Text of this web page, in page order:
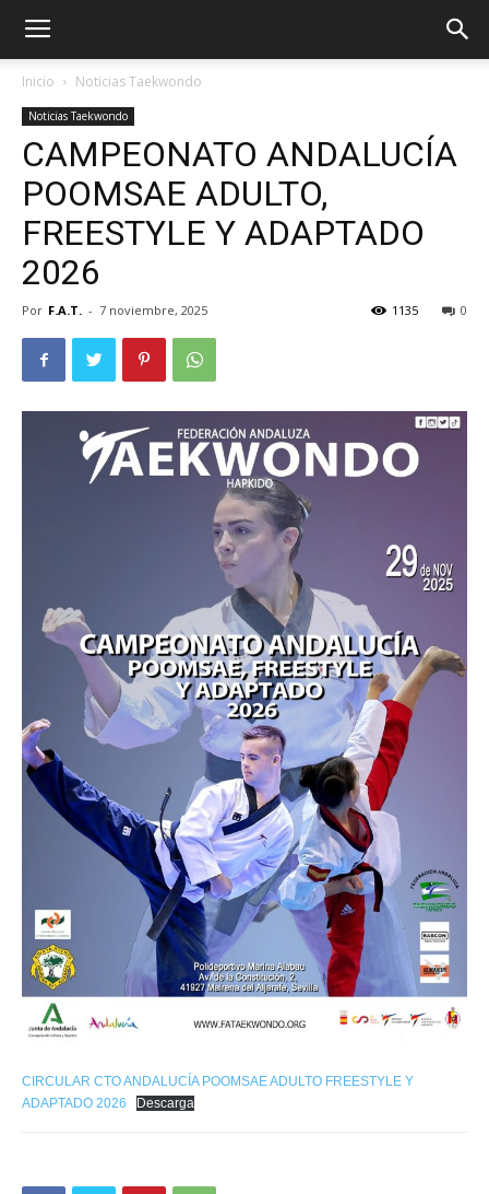
Inicio Noticias Taekwondo
Noticias Taekwondo
CAMPEONATO ANDALUCÍA
POOMSAE ADULTO,
FREESTYLE Y ADAPTADO
2026
Por F.A.T. - 7 noviembre, 2025 0
1135
CIRCULAR CTO ANDALUCÍA POOMSAE ADULTO FREESTYLE Y
ADAPTADO 2026
Descarga